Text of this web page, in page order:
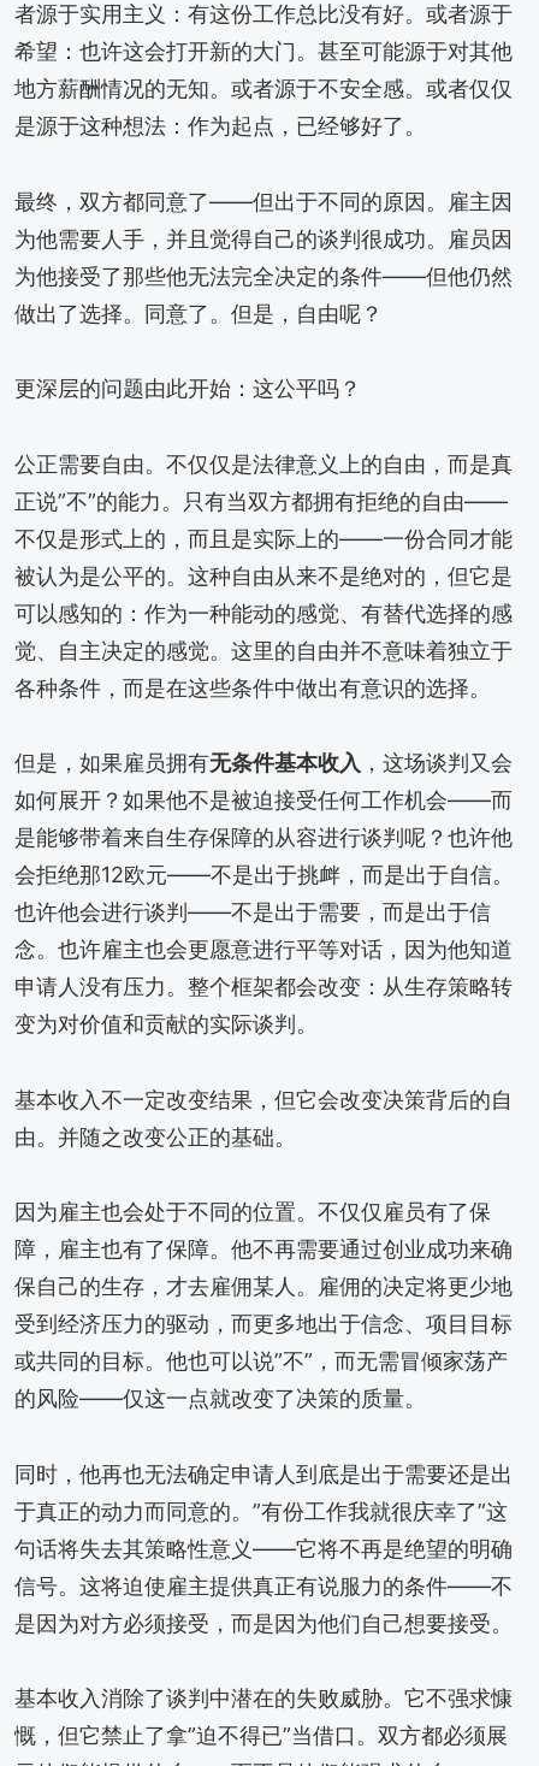
者源于实用主义：有这份工作总比没有好。或者源于
希望：也许这会打开新的大门。甚至可能源于对其他
地方薪酬情况的无知。或者源于不安全感。或者仅仅
是源于这种想法：作为起点，已经够好了。
最终，双方都同意了——但出于不同的原因。雇主因
为他需要人手，并且觉得自己的谈判很成功。雇员因
为他接受了那些他无法完全决定的条件——但他仍然
做出了选择。同意了。但是，自由呢？
更深层的问题由此开始：这公平吗？
公正需要自由。不仅仅是法律意义上的自由，而是真
正说”不”的能力。只有当双方都拥有拒绝的自由——
不仅是形式上的，而且是实际上的——一份合同才能
被认为是公平的。这种自由从来不是绝对的，但它是
可以感知的：作为一种能动的感觉、有替代选择的感
觉、自主决定的感觉。这里的自由并不意味着独立于
各种条件，而是在这些条件中做出有意识的选择。
但是，如果雇员拥有无条件基本收入 ，这场谈判又会
如何展开？如果他不是被迫接受任何工作机会——而
是能够带着来自生存保障的从容进行谈判呢？也许他
会拒绝那12欧元——不是出于挑衅，而是出于自信。
也许他会进行谈判——不是出于需要，而是出于信
念。也许雇主也会更愿意进行平等对话，因为他知道
申请人没有压力。整个框架都会改变：从生存策略转
变为对价值和贡献的实际谈判。
基本收入不一定改变结果，但它会改变决策背后的自
由。并随之改变公正的基础。
因为雇主也会处于不同的位置。不仅仅雇员有了保
障，雇主也有了保障。他不再需要通过创业成功来确
保自己的生存，才去雇佣某人。雇佣的决定将更少地
受到经济压力的驱动，而更多地出于信念、项目目标
或共同的目标。他也可以说”不”，而无需冒倾家荡产
的风险——仅这一点就改变了决策的质量。
同时，他再也无法确定申请人到底是出于需要还是出
于真正的动力而同意的。”有份工作我就很庆幸了”这
句话将失去其策略性意义——它将不再是绝望的明确
信号。这将迫使雇主提供真正有说服力的条件——不
是因为对方必须接受，而是因为他们自己想要接受。
基本收入消除了谈判中潜在的失败威胁。它不强求慷
慨，但它禁止了拿”迫不得已”当借口。双方都必须展